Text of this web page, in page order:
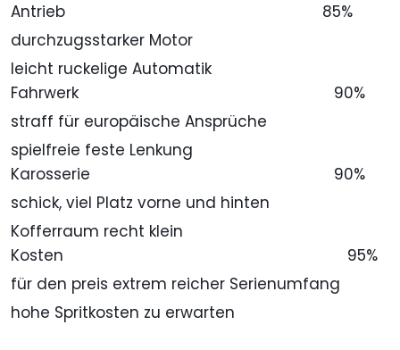
Antrieb
85%
durchzugsstarker Motor
leicht ruckelige Automatik
Fahrwerk
90%
straff für europäische Ansprüche
spielfreie feste Lenkung
Karosserie
90%
schick, viel Platz vorne und hinten
Kofferraum recht klein
Kosten
95%
für den preis extrem reicher Serienumfang
hohe Spritkosten zu erwarten